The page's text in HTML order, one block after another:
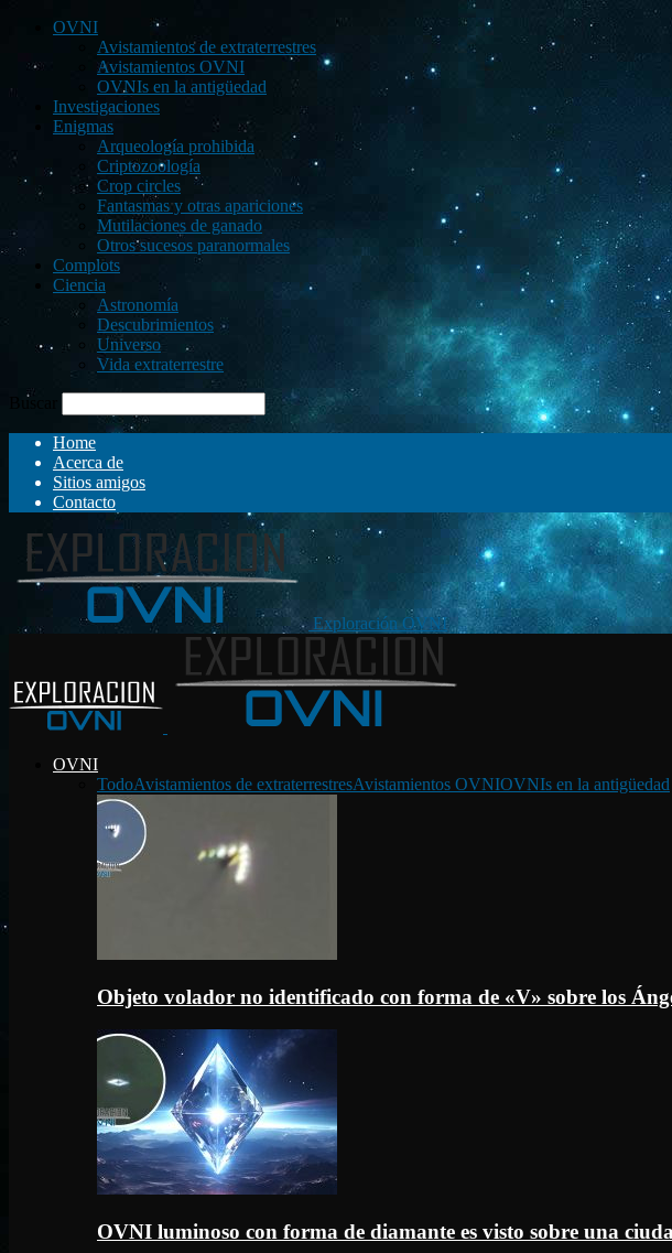
OVNI
Avistamientos de extraterrestres
Avistamientos OVNI
OVNIs en la antigüedad
Investigaciones
Enigmas
Arqueología prohibida
Criptozoología
Crop circles
Fantasmas y otras apariciones
Mutilaciones de ganado
Otros sucesos paranormales
Complots
Ciencia
Astronomía
Descubrimientos
Universo
Vida extraterrestre
Buscar
Home
Acerca de
Sitios amigos
Contacto
Exploración OVNI
OVNI
TodoAvistamientos de extraterrestresAvistamientos OVNIOVNIs en la antigüedad
Objeto volador no identificado con forma de «V» sobre los
OVNI luminoso con forma de diamante es visto sobre una